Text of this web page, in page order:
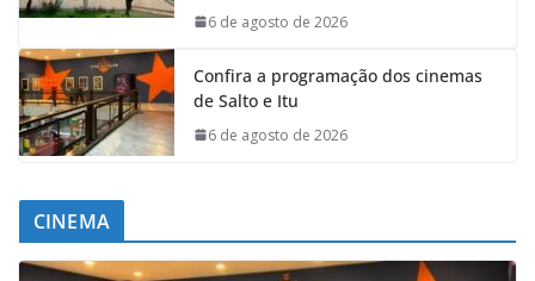
6 de agosto de 2026
Confira a programação dos cinemas
de Salto e Itu
6 de agosto de 2026
CINEMA